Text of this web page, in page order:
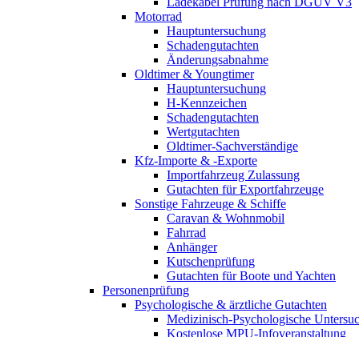
Motorrad
Hauptuntersuchung
Schadengutachten
Änderungsabnahme
Oldtimer & Youngtimer
Hauptuntersuchung
H-Kennzeichen
Schadengutachten
Wertgutachten
Oldtimer-Sachverständige
Kfz-Importe & -Exporte
Importfahrzeug Zulassung
Gutachten für Exportfahrzeuge
Sonstige Fahrzeuge & Schiffe
Caravan & Wohnmobil
Fahrrad
Anhänger
Kutschenprüfung
Gutachten für Boote und Yachten
Personenprüfung
Psychologische & ärztliche Gutachten
Medizinisch-Psychologische
Kostenlose MPU-Infoveranstaltung